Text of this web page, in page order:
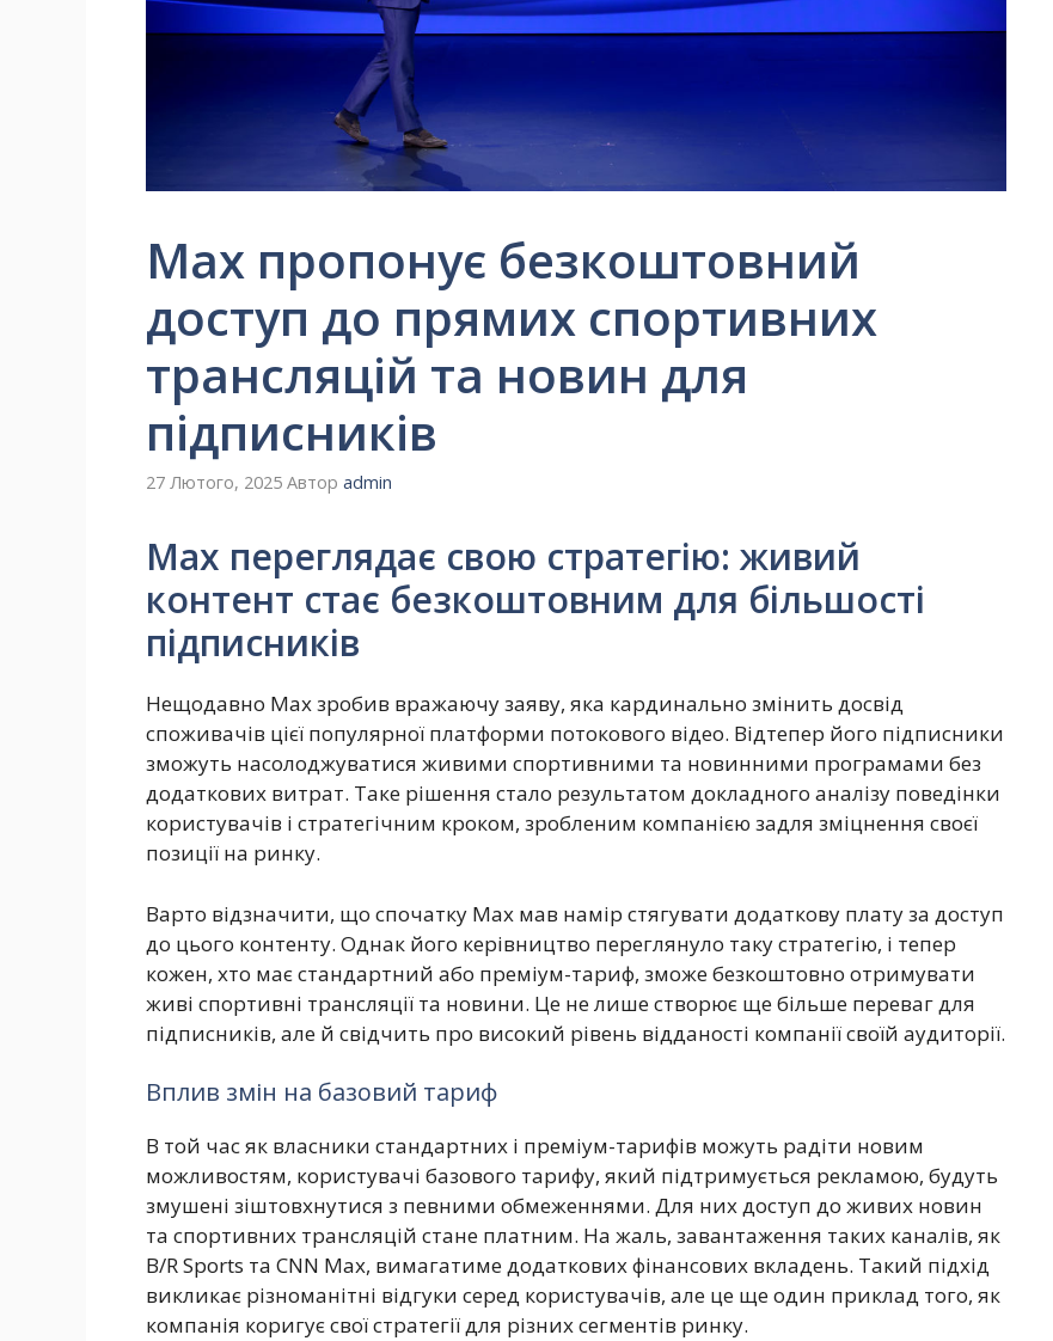
Max пропонує безкоштовний
доступ до прямих спортивних
трансляцій та новин для
підписників
27 Лютого, 2025 Автор admin
Max переглядає свою стратегію: живий
контент стає безкоштовним для більшості
підписників
Нещодавно Max зробив вражаючу заяву, яка кардинально змінить досвід
споживачів цієї популярної платформи потокового відео. Відтепер його підписники
зможуть насолоджуватися живими спортивними та новинними програмами без
додаткових витрат. Таке рішення стало результатом докладного аналізу поведінки
користувачів і стратегічним кроком, зробленим компанією задля зміцнення своєї
позиції на ринку.
Варто відзначити, що спочатку Max мав намір стягувати додаткову плату за доступ
до цього контенту. Однак його керівництво переглянуло таку стратегію, і тепер
кожен, хто має стандартний або преміум-тариф, зможе безкоштовно отримувати
живі спортивні трансляції та новини. Це не лише створює ще більше переваг для
підписників, але й свідчить про високий рівень відданості компанії своїй аудиторії.
Вплив змін на базовий тариф
В той час як власники стандартних і преміум-тарифів можуть радіти новим
можливостям, користувачі базового тарифу, який підтримується рекламою, будуть
змушені зіштовхнутися з певними обмеженнями. Для них доступ до живих новин
та спортивних трансляцій стане платним. На жаль, завантаження таких каналів, як
B/R Sports та CNN Max, вимагатиме додаткових фінансових вкладень. Такий підхід
викликає різноманітні відгуки серед користувачів, але це ще один приклад того, як
компанія коригує свої стратегії для різних сегментів ринку.